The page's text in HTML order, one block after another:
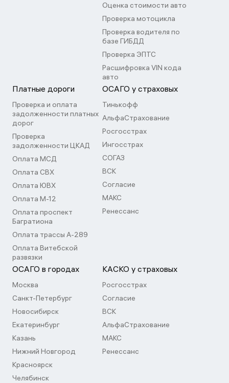
Оценка стоимости авто
Проверка мотоцикла
Проверка водителя по
базе ГИБДД
Проверка ЭПТС
Расшифровка VIN кода
авто
Платные дороги
Проверка и оплата
задолженности платных
дорог
Проверка
задолженности ЦКАД
Оплата МСД
Оплата СВХ
Оплата ЮВХ
Оплата М-12
Оплата проспект
Багратиона
Оплата трассы А-289
Оплата Витебской
развязки
ОСАГО у страховых
Тинькофф
АльфаСтрахование
Росгосстрах
Ингосстрах
СОГАЗ
ВСК
Согласие
МАКС
Ренессанс
ОСАГО в городах
Москва
Санкт-Петербург
Новосибирск
Екатеринбург
Казань
Нижний Новгород
Красноярск
Челябинск
КАСКО у страховых
Росгосстрах
Согласие
ВСК
АльфаСтрахование
МАКС
Ренессанс